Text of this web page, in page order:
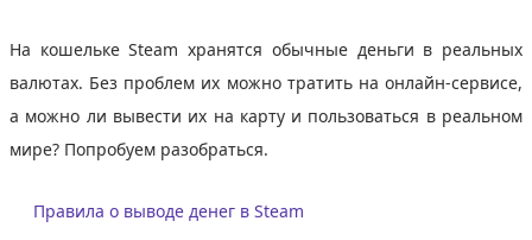
На кошельке Steam хранятся обычные деньги в реальных
валютах. Без проблем их можно тратить на онлайн-сервисе,
а можно ли вывести их на карту и пользоваться в реальном
мире? Попробуем разобраться.
Правила о выводе денег в Steam